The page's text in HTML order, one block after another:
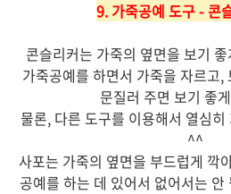
9. 가죽공예 도구 - 콘
콘슬리커는 가죽의 옆면을 보기
가죽공예를 하면서 가죽을 자르고,
문질러 주면 보기 좋
물론, 다른 도구를 이용해서 열심
^^
사포는 가죽의 옆면을 부드럽게 깍
공예를 하는 데 있어서 없어서는